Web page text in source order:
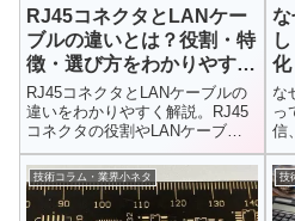
RJ45コネクタとLANケー
ブルの違いとは？役割・特
徴・選び方をわかりやすく
解説
RJ45コネクタとLANケーブルの
違いをわかりやすく解説。RJ45
コネクタの役割やLANケーブル
の種類、通信規格、用途、選び
方まで初心者にも理解できるよ
うに詳しく紹介します。
な
化
な
っ
信
析
む
す
技術コラム・業界小ネタ 技